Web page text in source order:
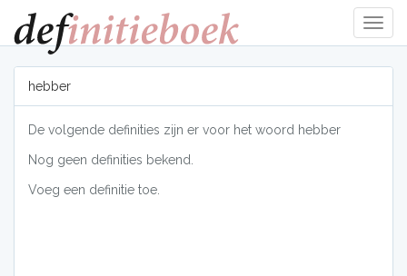
tonen
hebber
De volgende definities zijn er voor het woord hebber
Nog geen definities bekend.
Voeg een definitie toe.